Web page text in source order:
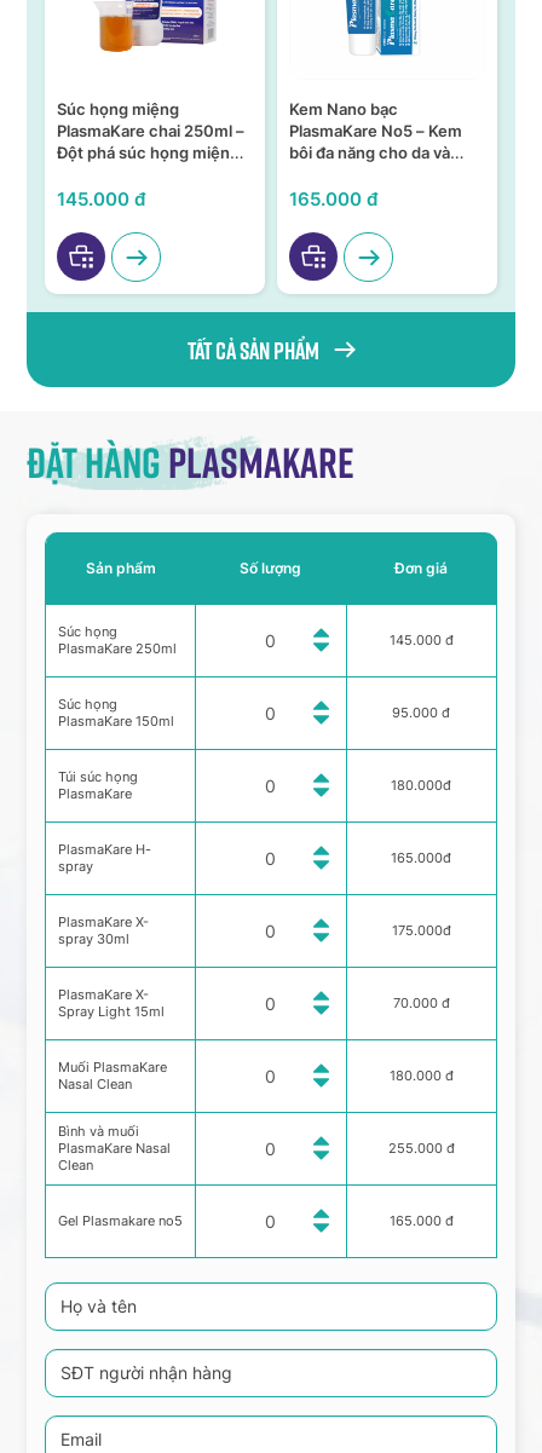
Súc họng miệng
PlasmaKare chai 250ml –
Đột phá súc họng miệng
145.000 đ
Kem Nano bạc
PlasmaKare No5 – Kem
bôi đa năng cho da và
165.000 đ
Tất cả sản phẩm
Đặt hàngPlasmakare
Sản phẩm
Súc họng
PlasmaKare 250ml
Súc họng
PlasmaKare 150ml
Túi súc họng
PlasmaKare
PlasmaKare H-
spray
PlasmaKare X-
spray 30ml
PlasmaKare X-
Spray Light 15ml
Muối PlasmaKare
Nasal Clean
Bình và muối
PlasmaKare Nasal
Clean
Gel Plasmakare no5
Số lượng Đơn giá
145.000 đ
95.000 đ
180.000đ
165.000đ
175.000đ
70.000 đ
180.000 đ
255.000 đ
165.000 đ